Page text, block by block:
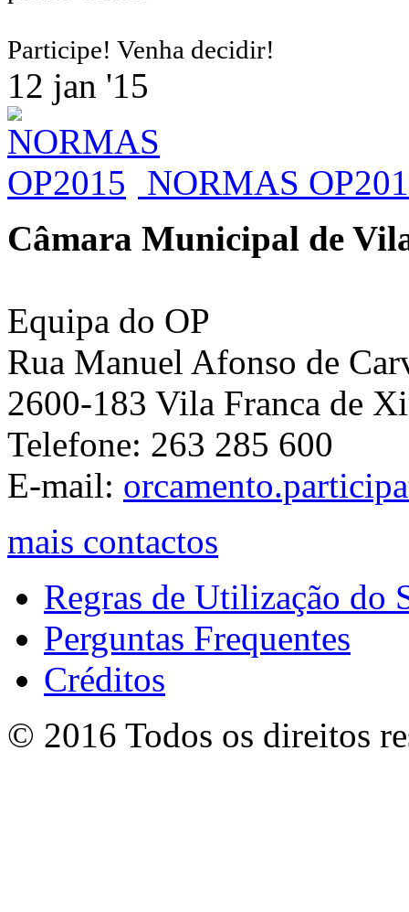
Participe! Venha decidir!
12 jan '15
NORMAS
Câmara Municipal de
Equipa do OP
Rua Manuel Afonso de
2600-183 Vila Franca de
Telefone: 263 285 600
E-mail:
mais contactos
Regras de Utilização do
Perguntas Frequentes
Créditos
© 2016 Todos os direitos